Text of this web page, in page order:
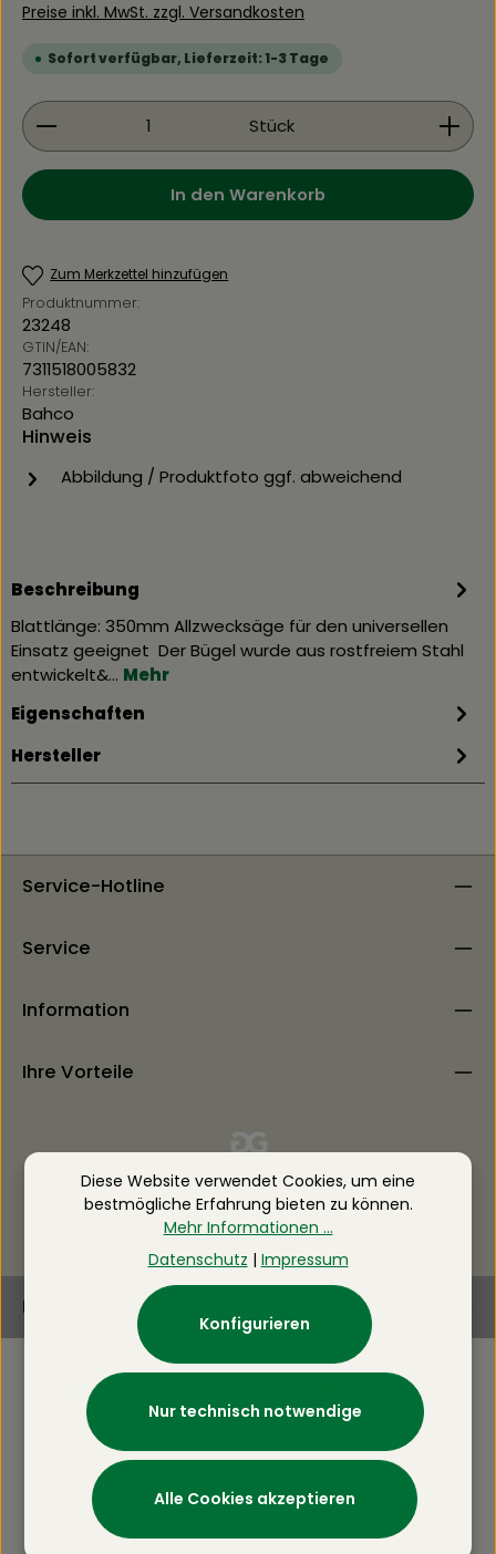
Preise inkl. MwSt. zzgl. Versandkosten
Sofort verfügbar, Lieferzeit: 1-3 Tage
Produkt Anzahl: Gib den gewünschten Wert
Stück
In den Warenkorb
Zum Merkzettel hinzufügen
Produktnummer:
23248
GTIN/EAN:
7311518005832
Hersteller:
Bahco
Hinweis
Abbildung / Produktfoto ggf. abweichend
Beschreibung
Blattlänge: 350mm Allzwecksäge für den universellen
Einsatz geeignet Der Bügel wurde aus rostfreiem Stahl
entwickelt&… Mehr
Eigenschaften
Hersteller
Service-Hotline
Service
Information
Ihre Vorteile
Newsletter
Alle Preise inkl. gesetzl. Mehrwertsteuer zzgl.
Versandkosten
und ggf. Nachnahmegebühren, wenn
nicht anders angegeben.
Diese Website verwendet Cookies, um eine
bestmögliche Erfahrung bieten zu können.
Mehr Informationen ...
Datenschutz | Impressum
Nur technisch notwendige
Konfigurieren
Alle Cookies akzeptieren